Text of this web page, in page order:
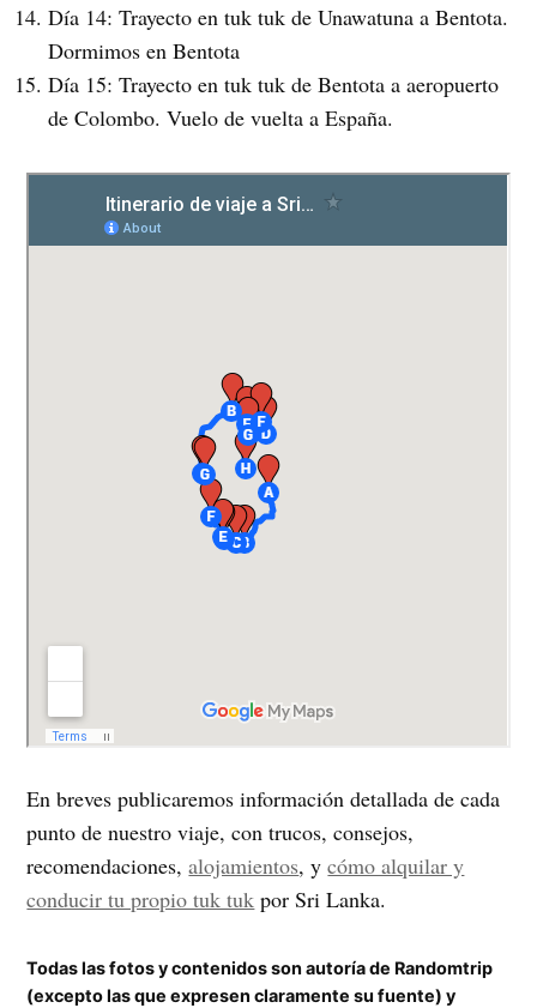
Día 14: Trayecto en tuk tuk de Unawatuna a Bentota.
Dormimos en Bentota
Día 15: Trayecto en tuk tuk de Bentota a aeropuerto
de Colombo. Vuelo de vuelta a España.
En breves publicaremos información detallada de cada
punto de nuestro viaje, con trucos, consejos,
recomendaciones,alojamientos, ycómo alquilar y
conducir tu propio tuk tuk por Sri Lanka.
Todas las fotos y contenidos son autoría de Randomtrip
(excepto las que expresen claramente su fuente) y